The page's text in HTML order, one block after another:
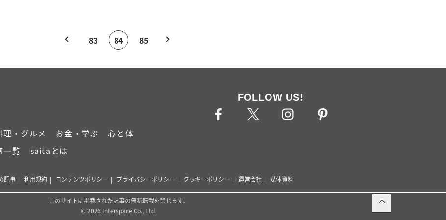
83 84 85
理・グルメ お金・学ぶ
心と体
一覧 saitaとは
FOLLOW US!
記事 利用規約 コンテンツポリシー プライバシーポリシー クッキーポリシー 運営会社 媒体資料
このサイトに掲載された記事の無断転載を禁じます。
© 2026 Interspace Co., Ltd.